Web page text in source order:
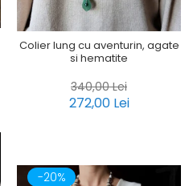
Colier lung cu aventurin, agate
si hematite
340,00 Lei
272,00 Lei
-20%